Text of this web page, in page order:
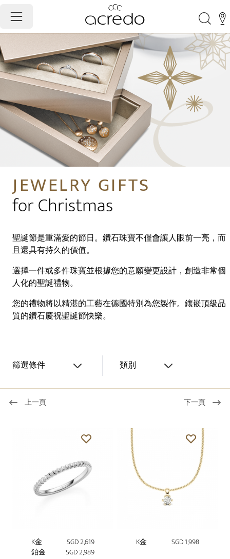
JEWELRY GIFTS
for Christmas
聖誕節是重滿愛的節日。鑽石珠寶不僅會讓人眼前一亮，而
且還具有持久的價值。
選擇一件或多件珠寶並根據您的意願變更設計，創造非常個
人化的聖誕禮物。
您的禮物將以精湛的工藝在德國特別為您製作。鑲嵌頂級品
質的鑽石慶祝聖誕節快樂。
篩選條件 類別
上一頁 下一頁
K金
SGD 2,619
鉑金
SGD 2,989
K金 SGD 1,998